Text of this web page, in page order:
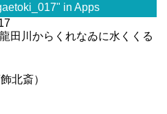
in Apps
田川からくれなゐに水くくる
北斎）